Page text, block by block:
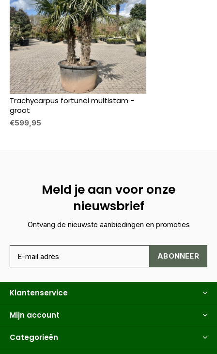
Trachycarpus fortunei multistam -
groot
€599,95
Meld je aan voor onze
nieuwsbrief
Ontvang de nieuwste aanbiedingen en promoties
ABONNEER
Klantenservice
Mijn account
Categorieën